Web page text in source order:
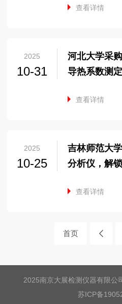
查看详情
2025
10-31
河北大学采
导热系数测
查看详情
2025
10-25
吉林师范大
分析仪，解
查看详情
首页
2025南京大展检测仪器有限
苏ICP备